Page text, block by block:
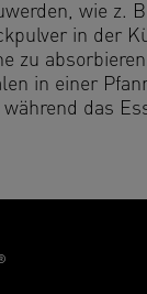
wie z.
in der
zu
in einer
das